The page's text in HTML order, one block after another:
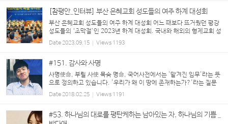
[참평안_인터뷰] 부산 은혜교회 성도들의 여주 하계 대성회
부산 은혜교회 성도들의 여주 하계 대성회 어느 때보다 뜨거웠던 평강
성도들의 ‘초막절’인 2023년 하계 대성회. 국내와 해외의 형제교회 성
도들이 여주 평강제일연수원에 모인 가운데, 부산 은혜교회(담임 유화
창 목사)에서는 출석인원 200여 명의 성도 중 ...
Date2023.09.15 Views 1193
#151. 감사와 사명
사명使命, 부릴 사使 목숨 명命, 국어사전에서는 '맡겨진 임무'라는 뜻
으로 정의하고 있습니다. '우리가 왜 이 땅에 존재하는가?'라는 질문
에 대한 답과 존재 이유를 설명 할 수 있는 단어인 셈입니다. 아마도 이
사명이 가장 중요시되는 직업은 ...
Date2018.02.25 Views 1191
#53. 하나님의 대로를 평탄케하는 남아있는 자, 하나님의 기쁨 _